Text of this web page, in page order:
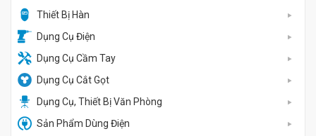
Thiết Bị Hàn
Dụng Cụ Điện
Dụng Cụ Cầm Tay
Dụng Cụ Cắt Gọt
Dụng Cụ, Thiết Bị Văn Phòng
Sản Phẩm Dùng Điện